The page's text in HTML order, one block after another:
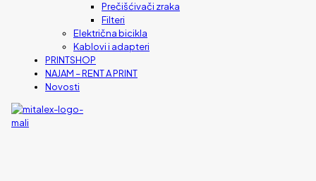
Prečišćivači zraka
Filteri
Električna bicikla
Kablovi i adapteri
PRINTSHOP
NAJAM – RENT A PRINT
Novosti